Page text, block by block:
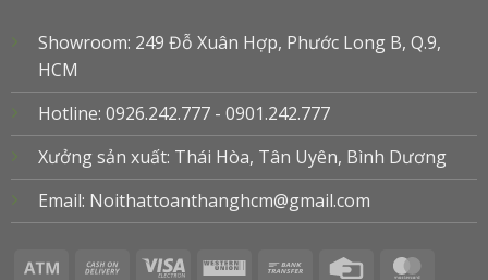
Showroom: 249 Đỗ Xuân Hợp, Phước Long B, Q.9,
HCM
Hotline: 0926.242.777 - 0901.242.777
Xưởng sản xuất: Thái Hòa, Tân Uyên, Bình Dương
Email: Noithattoanthanghcm@gmail.com
Atm
Cash
Visa
Western
Bank
Credit